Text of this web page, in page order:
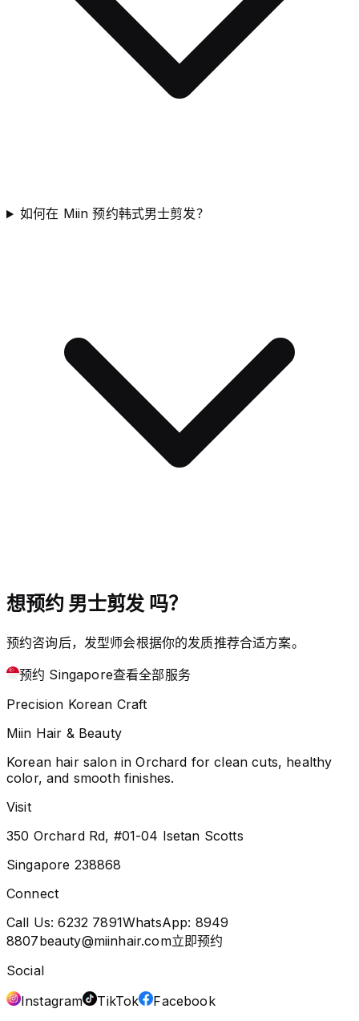
如何在 Miin 预约韩式男士剪发？
想预约 男士剪发 吗？
预约咨询后，发型师会根据你的发质推荐合适方案。
预约 Singapore查看全部服务
Precision Korean Craft
Miin Hair & Beauty
Korean hair salon in Orchard for clean cuts, healthy
color, and smooth finishes.
Visit
350 Orchard Rd, #01-04 Isetan Scotts
Singapore 238868
Connect
Call Us:6232 7891WhatsApp: 8949
8807beauty@miinhair.com立即预约
Social
Instagram
TikTok Facebook